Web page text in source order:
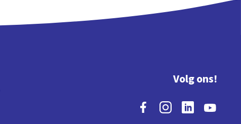
Volg ons!